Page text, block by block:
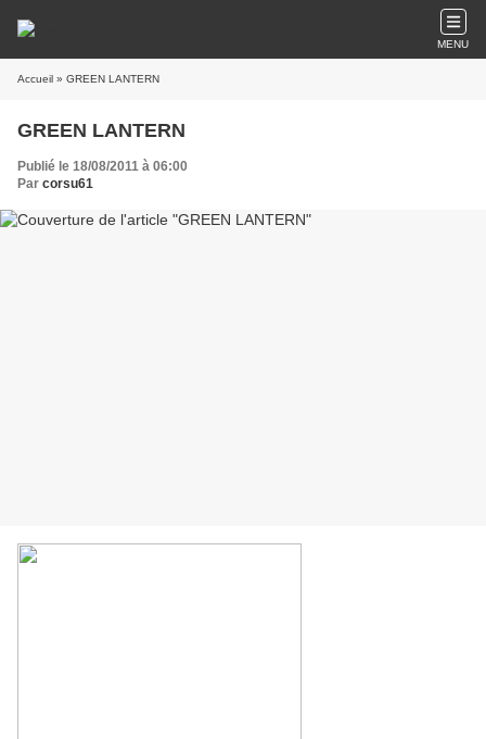
MENU
Accueil » GREEN LANTERN
GREEN LANTERN
Publié le 18/08/2011 à 06:00
Par corsu61